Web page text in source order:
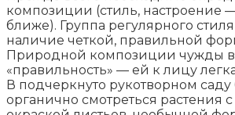
композиции (стиль, настроение
ближе). Группа регулярного
наличие четкой, правильной
Природной композиции чужды
«правильность» — ей к лицу
В подчеркнуто рукотворном саду
органично смотреться растения